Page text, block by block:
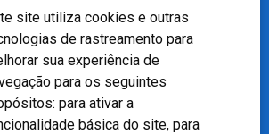
site utiliza cookies e outras
de rastreamento para
sua experiência de
para os seguintes
para ativar a
básica do site, para
250 - 3º andar - Teresópolis, Porto Alegre -